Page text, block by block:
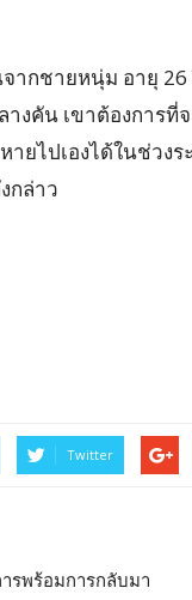
ากชายหนุ่ม อายุ
งคัน เขาต้องการที่
ยไปเองได้ในช่วง
กล่าว
Twitter
ารพร้อมการกลับมา